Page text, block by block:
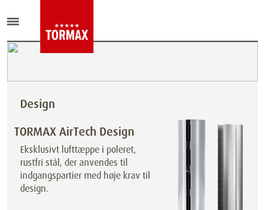
Design
TORMAX AirTech Design
Eksklusivt lufttæppe i poleret,
rustfri stål, der anvendes til
indgangspartier med høje krav til
design.